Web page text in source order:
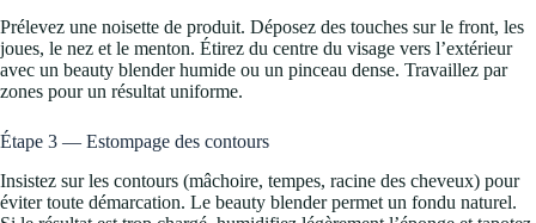
Prélevez une noisette de produit. Déposez des touches sur le front, les
joues, le nez et le menton. Étirez du centre du visage vers l’extérieur
avec un beauty blender humide ou un pinceau dense. Travaillez par
zones pour un résultat uniforme.
Étape 3 — Estompage des contours
Insistez sur les contours (mâchoire, tempes, racine des cheveux) pour
éviter toute démarcation. Le beauty blender permet un fondu naturel.